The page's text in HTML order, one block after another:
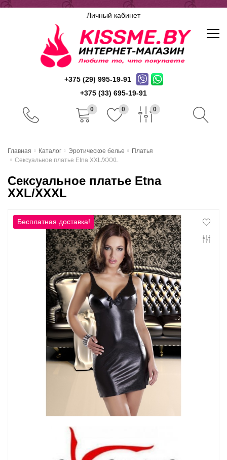
Личный кабинет
+375 (29) 995-19-91
+375 (33) 695-19-91
0 0 0
Доставка и оплата
Контакты
Конфиденциальность
Гарантии и возврат
Беспроцентная рассрочка
Главная Каталог Эротическое белье
Платья
Сексуальное платье Etna XXL/XXXL
Сексуальное платье Etna
XXL/XXXL